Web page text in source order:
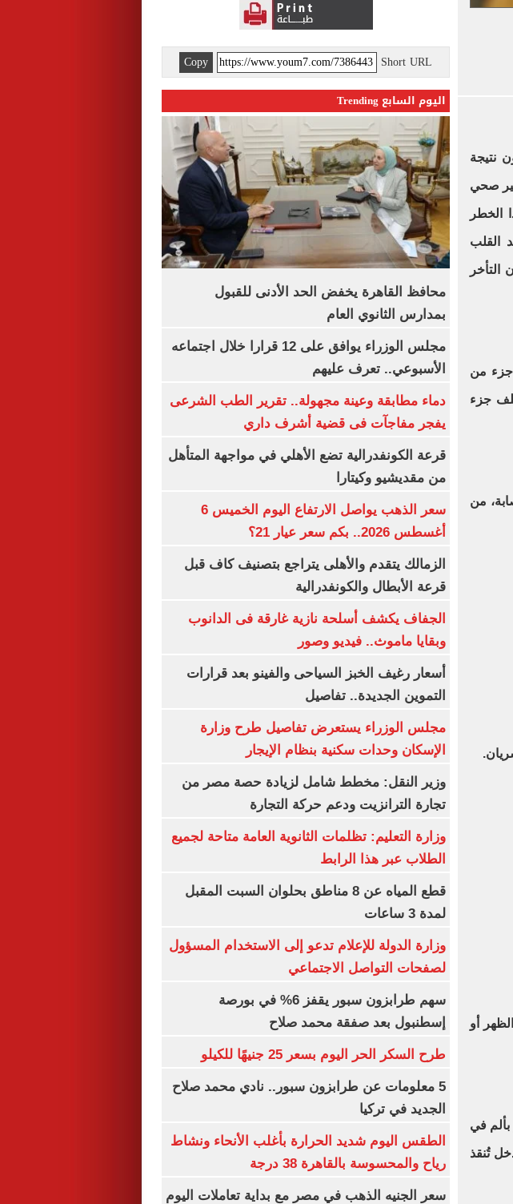
نتيجة
صحي
الخطر
القلب
التأخر
جزء من
جزء
من
أو
في
تُنقذ
Short URL
Copy
اليوم السابع Trending
محافظ القاهرة يخفض الحد الأدنى للقبول
بمدارس الثانوي العام
مجلس الوزراء يوافق على 12 قرارا خلال اجتماعه
الأسبوعي.. تعرف عليهم
دماء مطابقة وعينة مجهولة.. تقرير الطب الشرعى
يفجر مفاجآت فى قضية أشرف داري
قرعة الكونفدرالية تضع الأهلي في مواجهة المتأهل
من مقديشيو وكيتارا
سعر الذهب يواصل الارتفاع اليوم الخميس 6
أغسطس 2026.. بكم سعر عيار 21؟
الزمالك يتقدم والأهلى يتراجع بتصنيف كاف قبل
قرعة الأبطال والكونفدرالية
الجفاف يكشف أسلحة نازية غارقة فى الدانوب
وبقايا ماموث.. فيديو وصور
أسعار رغيف الخبز السياحى والفينو بعد قرارات
التموين الجديدة.. تفاصيل
مجلس الوزراء يستعرض تفاصيل طرح وزارة
الإسكان وحدات سكنية بنظام الإيجار
وزير النقل: مخطط شامل لزيادة حصة مصر من
تجارة الترانزيت ودعم حركة التجارة
وزارة التعليم: تظلمات الثانوية العامة متاحة لجميع
الطلاب عبر هذا الرابط
قطع المياه عن 8 مناطق بحلوان السبت المقبل
لمدة 3 ساعات
وزارة الدولة للإعلام تدعو إلى الاستخدام المسؤول
لصفحات التواصل الاجتماعي
سهم طرابزون سبور يقفز 6% في بورصة
إسطنبول بعد صفقة محمد صلاح
طرح السكر الحر اليوم بسعر 25 جنيهًا للكيلو
5 معلومات عن طرابزون سبور.. نادي محمد صلاح
الجديد في تركيا
الطقس اليوم شديد الحرارة بأغلب الأنحاء ونشاط
رياح والمحسوسة بالقاهرة 38 درجة
سعر الجنيه الذهب في مصر مع بداية تعاملات اليوم